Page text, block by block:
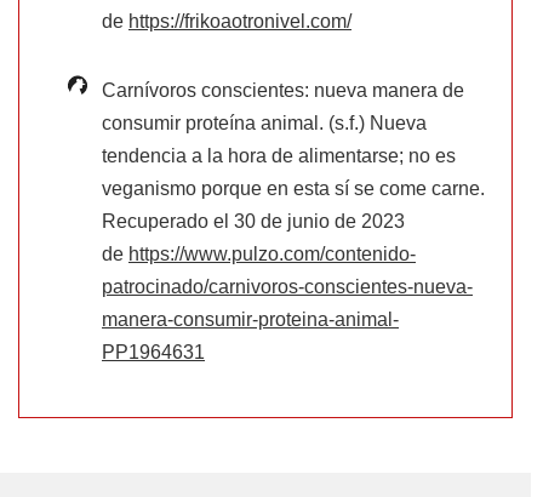
de https://frikoaotronivel.com/
Carnívoros conscientes: nueva manera de
consumir proteína animal. (s.f.) Nueva
tendencia a la hora de alimentarse; no es
veganismo porque en esta sí se come carne.
Recuperado el 30 de junio de 2023
de https://www.pulzo.com/contenido-
patrocinado/carnivoros-conscientes-nueva-
manera-consumir-proteina-animal-
PP1964631